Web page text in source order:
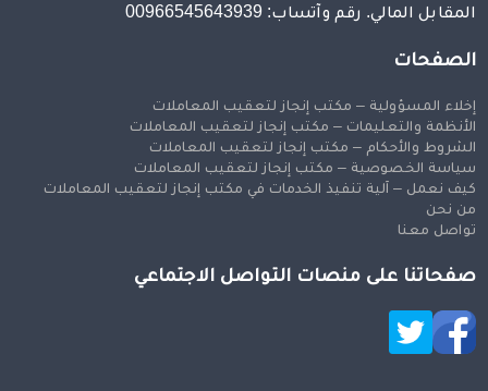
المقابل المالي. رقم وآتساب: 00966545643939
الصفحات
إخلاء المسؤولية – مكتب إنجاز لتعقيب المعاملات
الأنظمة والتعليمات – مكتب إنجاز لتعقيب المعاملات
الشروط والأحكام – مكتب إنجاز لتعقيب المعاملات
سياسة الخصوصية – مكتب إنجاز لتعقيب المعاملات
كيف نعمل – آلية تنفيذ الخدمات في مكتب إنجاز لتعقيب المعاملات
من نحن
تواصل معنا
صفحاتنا على منصات التواصل الاجتماعي